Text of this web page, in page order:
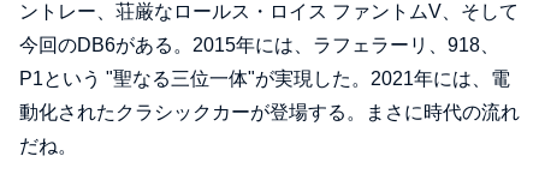
ントレー、荘厳なロールス・ロイス ファントムV、そして
今回のDB6がある。2015年には、ラフェラーリ、918、
P1という "聖なる三位一体"が実現した。2021年には、電
動化されたクラシックカーが登場する。まさに時代の流れ
だね。